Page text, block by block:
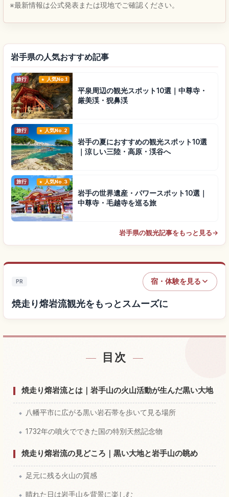
※最新情報は公式発表または現地でご確認ください。
岩手県の人気おすすめ記事
旅行 人気No.1
平泉周辺の観光スポット10選｜中尊寺・
厳美渓・猊鼻渓
旅行 人気No.2
岩手の夏におすすめの観光スポット10選
｜涼しい三陸・高原・渓谷へ
旅行 人気No.3
岩手の世界遺産・パワースポット10選｜
中尊寺・毛越寺を巡る旅
岩手県の観光記事をもっと見る→
PR 宿・体験を見る
焼走り熔岩流観光をもっとスムーズに
焼走り熔岩流付近の宿を探す
焼走り熔岩流の体験を探す↗
目次
焼走り熔岩流とは｜岩手山の火山活動が生んだ黒い大地
八幡平市に広がる黒い岩石帯を歩いて見る場所
1732年の噴火でできた国の特別天然記念物
焼走り熔岩流の見どころ｜黒い大地と岩手山の眺め
足元に残る火山の質感
晴れた日は岩手山を背景に楽しむ